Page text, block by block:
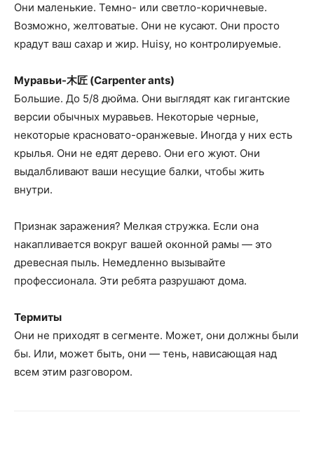
Они маленькие. Темно- или светло-коричневые.
Возможно, желтоватые. Они не кусают. Они просто
крадут ваш сахар и жир. Нuisy, но контролируемые.
Муравьи-木匠 (Carpenter ants)
Большие. До 5/8 дюйма. Они выглядят как гигантские
версии обычных муравьев. Некоторые черные,
некоторые красновато-оранжевые. Иногда у них есть
крылья. Они не едят дерево. Они его жуют. Они
выдалбливают ваши несущие балки, чтобы жить
внутри.
Признак заражения? Мелкая стружка. Если она
накапливается вокруг вашей оконной рамы — это
древесная пыль. Немедленно вызывайте
профессионала. Эти ребята разрушают дома.
Термиты
Они не приходят в сегменте. Может, они должны были
бы. Или, может быть, они — тень, нависающая над
всем этим разговором.